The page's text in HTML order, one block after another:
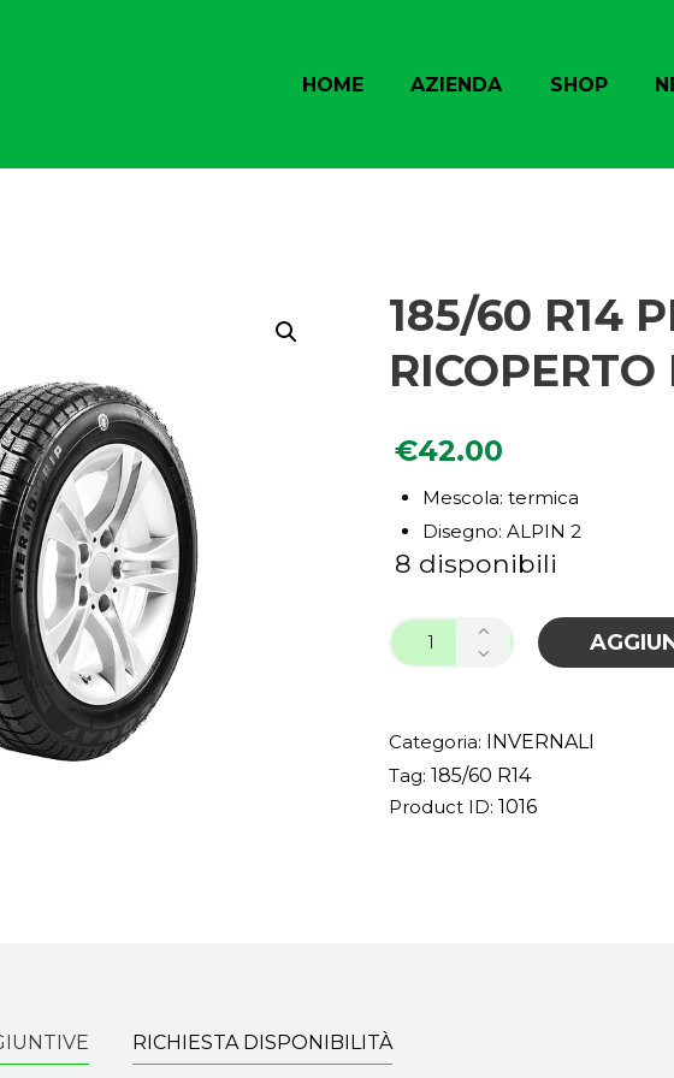
HOME AZIENDA SHOP
185/60 R14
€42.00
Mescola: termica
Disegno: ALPIN 2
8 disponibili
Categoria: INVERNALI
Tag: 185/60 R14
Product ID: 1016
RICHIESTA DISPONIBILITÀ